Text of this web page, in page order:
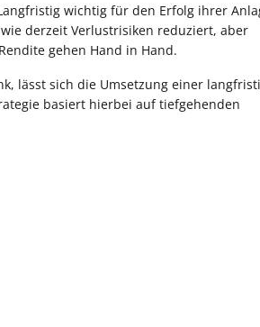
wichtig für den Erfolg ihrer
derzeit Verlustrisiken reduziert, aber
gehen Hand in Hand.
lässt sich die Umsetzung einer
basiert hierbei auf tiefgehenden